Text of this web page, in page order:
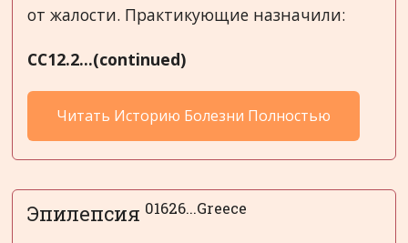
от жалости. Практикующие назначили:
CC12.2...(continued)
Читать Историю Болезни Полностью
Эпилепсия 01626...Greece